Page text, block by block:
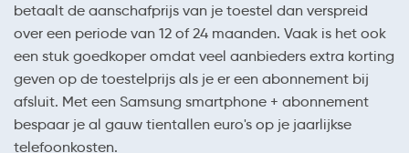
betaalt de aanschafprijs van je toestel dan verspreid
over een periode van 12 of 24 maanden. Vaak is het ook
een stuk goedkoper omdat veel aanbieders extra korting
geven op de toestelprijs als je er een abonnement bij
afsluit. Met een Samsung smartphone + abonnement
bespaar je al gauw tientallen euro's op je jaarlijkse
telefoonkosten.